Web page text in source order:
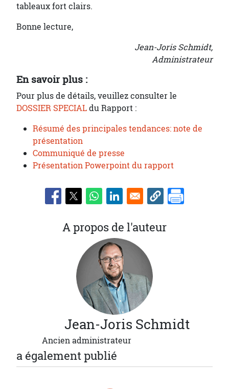
tableaux fort clairs.
Bonne lecture,
Jean-Joris Schmidt,
Administrateur
En savoir plus :
Pour plus de détails, veuillez consulter le
DOSSIER SPECIALdu Rapport :
Résumé des principales tendances: note de
présentation
Communiqué de presse
Présentation Powerpoint du rapport
A propos de l'auteur
Jean-Joris Schmidt
Ancien administrateur
a également publié